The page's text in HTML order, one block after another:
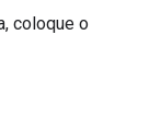
coloque o